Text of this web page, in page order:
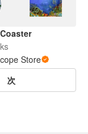
Store
次